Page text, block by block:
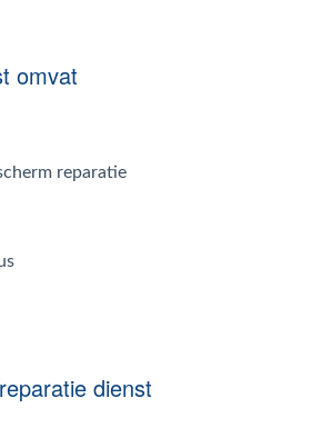
omvat
reparatie
dienst